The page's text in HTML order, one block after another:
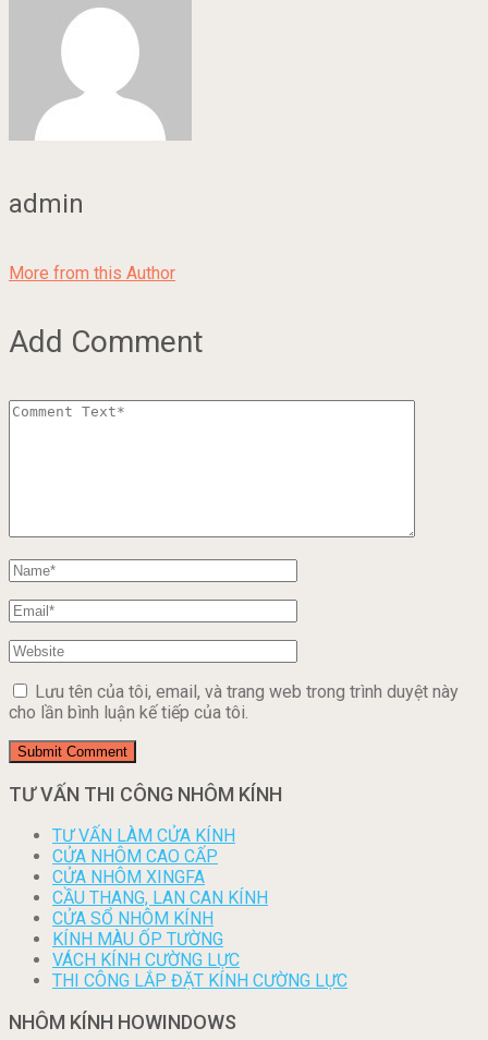
admin
More from this Author
Add Comment
Lưu tên của tôi, email, và trang web trong trình duyệt này
cho lần bình luận kế tiếp của tôi.
TƯ VẤN THI CÔNG NHÔM KÍNH
TƯ VẤN LÀM CỬA KÍNH
CỬA NHÔM CAO CẤP
CỬA NHÔM XINGFA
CẦU THANG, LAN CAN KÍNH
CỬA SỔ NHÔM KÍNH
KÍNH MÀU ỐP TƯỜNG
VÁCH KÍNH CƯỜNG LỰC
THI CÔNG LẮP ĐẶT KÍNH CƯỜNG LỰC
NHÔM KÍNH HOWINDOWS